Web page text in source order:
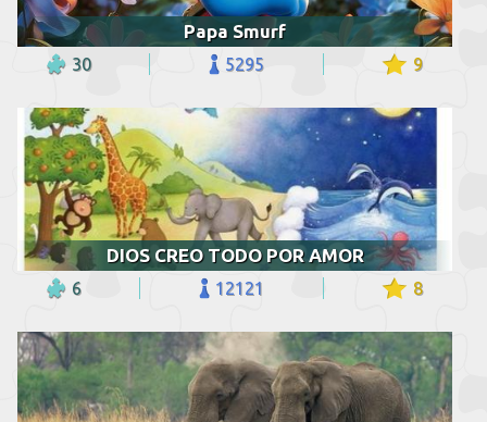
Papa Smurf
30 5295 9
DIOS CREO TODO POR AMOR
6 12121 8